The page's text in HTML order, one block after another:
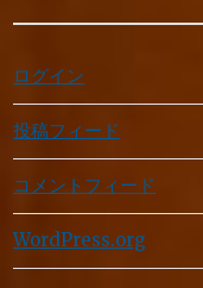
ログイン
投稿フィード
コメントフィード
WordPress.org